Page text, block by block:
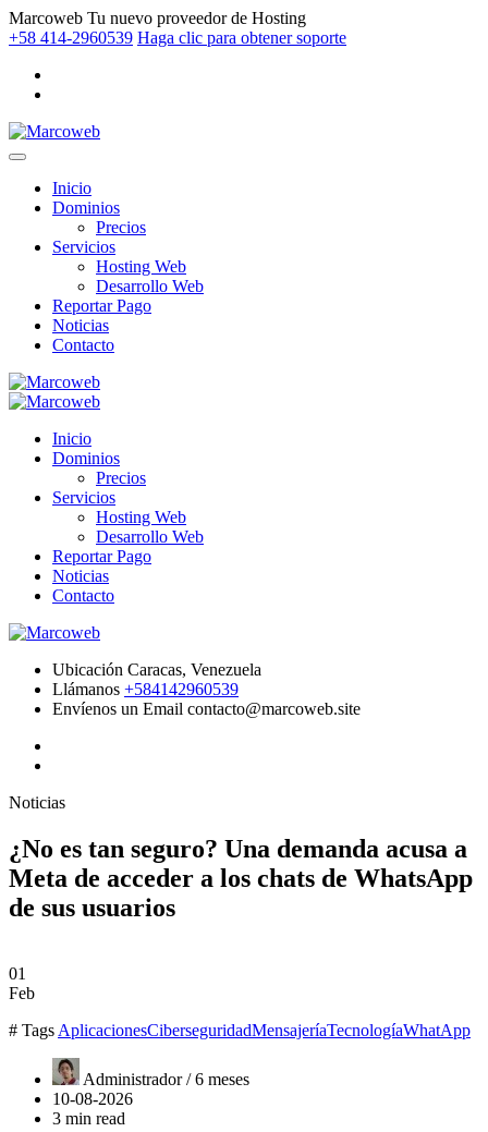
Marcoweb Tu nuevo proveedor de Hosting
+58 414-2960539 Haga clic para obtener soporte
Inicio
Dominios
Precios
Servicios
Hosting Web
Desarrollo Web
Reportar Pago
Noticias
Contacto
Inicio
Dominios
Precios
Servicios
Hosting Web
Desarrollo Web
Reportar Pago
Noticias
Contacto
Ubicación Caracas, Venezuela
Llámanos +584142960539
Envíenos un Email contacto@marcoweb.site
Noticias
¿No es tan seguro? Una demanda acusa a
Meta de acceder a los chats de WhatsApp
de sus usuarios
01
Feb
# Tags AplicacionesCiberseguridadMensajeríaTecnologíaWhatApp
Administrador /6 meses
10-08-2026
3 min read